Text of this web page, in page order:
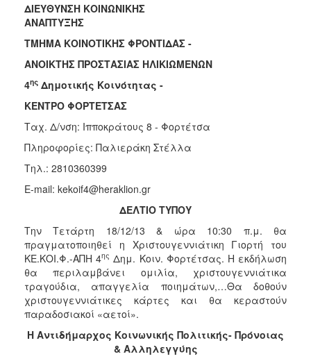
Φυσικές
Καταστροφές
Κέντρα
Κοινοτικής
(Κ.Α.Π.Η.)
Κέντρα
Δημιουργικής
Απασχόλησης
Παιδιών
(Κ.Δ.Α.Π.)
Κέντρα
Ημερήσιας
Ηλικιωμένων
(Κ.Η.Φ.Η.)
Κ.Δ.Α.Π.Α.μεΑ.
Αδειοδότηση
&
Έλεγχος
Σταθμών
ΔΙΕΥΘΥΝΣΗ ΚΟΙΝΩΝΙΚΗΣ
ΑΝΑΠΤΥΞΗΣ
ΤΜΗΜΑ ΚΟΙΝΟΤΙΚΗΣ ΦΡΟΝΤΙΔΑΣ -
ΑΝΟΙΚΤΗΣ ΠΡΟΣΤΑΣΙΑΣ ΗΛΙΚΙΩΜΕΝΩΝ
4ης Δημοτικής Κοινότητας -
ΚΕΝΤΡΟ ΦΟΡΤΕΤΣΑΣ
Ταχ. Δ/νση: Ιπποκράτους 8 - Φορτέτσα
Πληροφορίες: Παλιεράκη Στέλλα
Τηλ.: 2810360399
E-mail: kekoif4@heraklion.gr
ΔΕΛΤΙΟ ΤΥΠΟΥ
Την Τετάρτη 18/12/13 & ώρα 10:30 π.μ. θα
πραγματοποιηθεί η Χριστουγεννιάτικη Γιορτή του
ΚΕ.ΚΟΙ.Φ.-ΑΠΗ 4ης Δημ. Κοιν. Φορτέτσας. Η εκδήλωση
θα περιλαμβάνει ομιλία, χριστουγεννιάτικα
τραγούδια, απαγγελία ποιημάτων,…Θα δοθούν
χριστουγεννιάτικες κάρτες και θα κεραστούν
παραδοσιακοί «αετοί».
Η Αντιδήμαρχος Κοινωνικής Πολιτικής- Πρόνοιας
& Αλληλεγγύης